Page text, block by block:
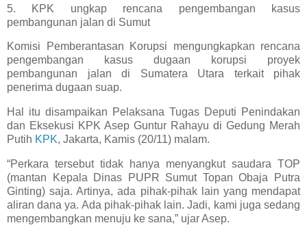
5. KPK ungkap rencana pengembangan kasus
pembangunan jalan di Sumut
Komisi Pemberantasan Korupsi mengungkapkan rencana
pengembangan kasus dugaan korupsi proyek
pembangunan jalan di Sumatera Utara terkait pihak
penerima dugaan suap.
Hal itu disampaikan Pelaksana Tugas Deputi Penindakan
dan Eksekusi KPK Asep Guntur Rahayu di Gedung Merah
Putih KPK, Jakarta, Kamis (20/11) malam.
“Perkara tersebut tidak hanya menyangkut saudara TOP
(mantan Kepala Dinas PUPR Sumut Topan Obaja Putra
Ginting) saja. Artinya, ada pihak-pihak lain yang mendapat
aliran dana ya. Ada pihak-pihak lain. Jadi, kami juga sedang
mengembangkan menuju ke sana,” ujar Asep.